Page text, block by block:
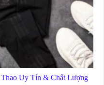
Uy Tín & Chất Lượng